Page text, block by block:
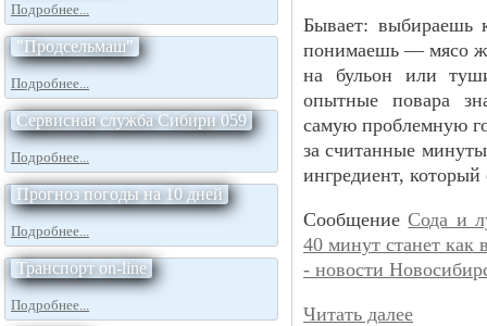
Подробнее...
"Продсельмаш"
Подробнее...
Сервисная служба Сибири 059
Подробнее...
Прогноз погоды на 10 дней
Подробнее...
Транспорт on-line
Подробнее...
Бывает: выбираешь
понимаешь — мясо
на бульон или
опытные повара
самую проблемную
за считанные
ингредиент,
СообщениеСода и
40 минут станет как
- новости
Читать далее